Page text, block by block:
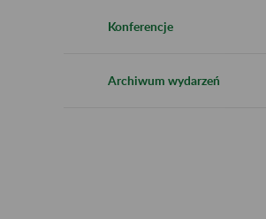
Konferencje
Archiwum wydarzeń